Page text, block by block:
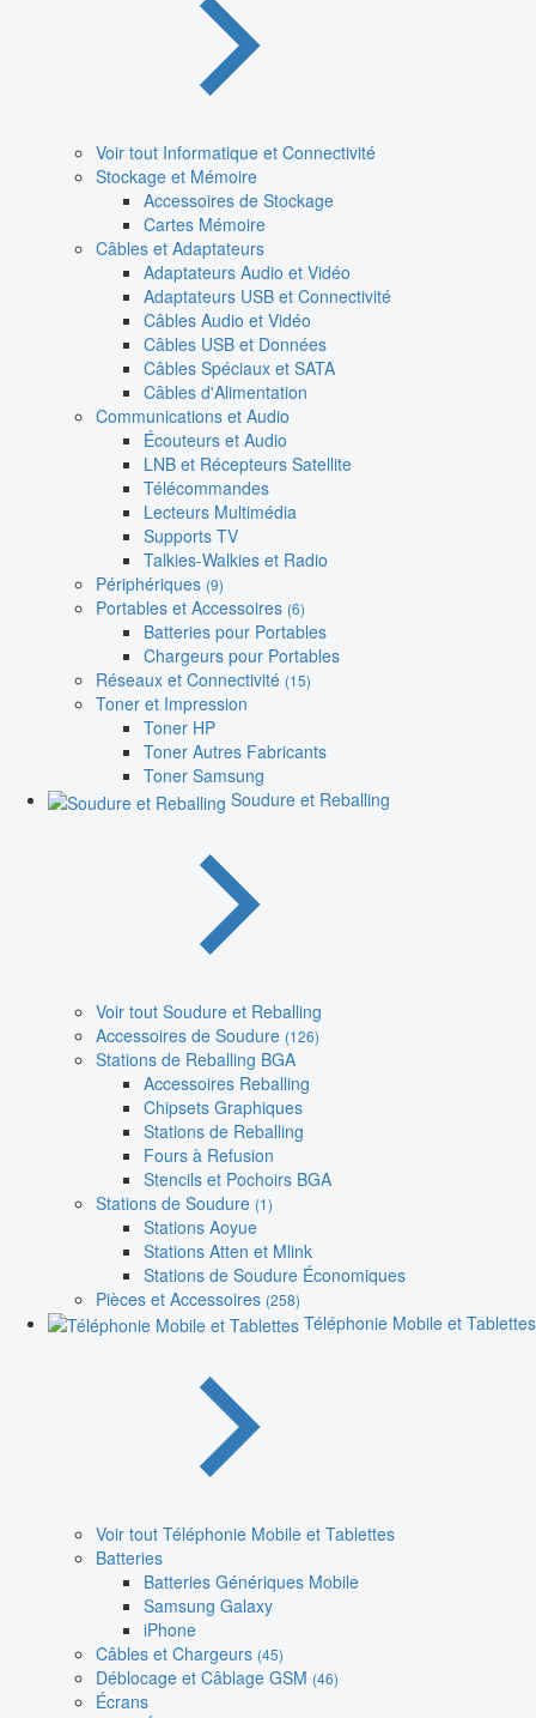
Voir tout Informatique et Connectivité
Stockage et Mémoire
Accessoires de Stockage
Cartes Mémoire
Câbles et Adaptateurs
Adaptateurs Audio et Vidéo
Adaptateurs USB et Connectivité
Câbles Audio et Vidéo
Câbles USB et Données
Câbles Spéciaux et SATA
Câbles d'Alimentation
Communications et Audio
Écouteurs et Audio
LNB et Récepteurs Satellite
Télécommandes
Lecteurs Multimédia
Supports TV
Talkies-Walkies et Radio
Périphériques (9)
Portables et Accessoires (6)
Batteries pour Portables
Chargeurs pour Portables
Réseaux et Connectivité (15)
Toner et Impression
Toner HP
Toner Autres Fabricants
Toner Samsung
Soudure et Reballing
Voir tout Soudure et Reballing
Accessoires de Soudure (126)
Stations de Reballing BGA
Accessoires Reballing
Chipsets Graphiques
Stations de Reballing
Fours à Refusion
Stencils et Pochoirs BGA
Stations de Soudure (1)
Stations Aoyue
Stations Atten et Mlink
Stations de Soudure Économiques
Pièces et Accessoires (258)
Téléphonie Mobile et Tablettes
Voir tout Téléphonie Mobile et Tablettes
Batteries
Batteries Génériques Mobile
Samsung Galaxy
iPhone
Câbles et Chargeurs (45)
Déblocage et Câblage GSM (46)
Écrans